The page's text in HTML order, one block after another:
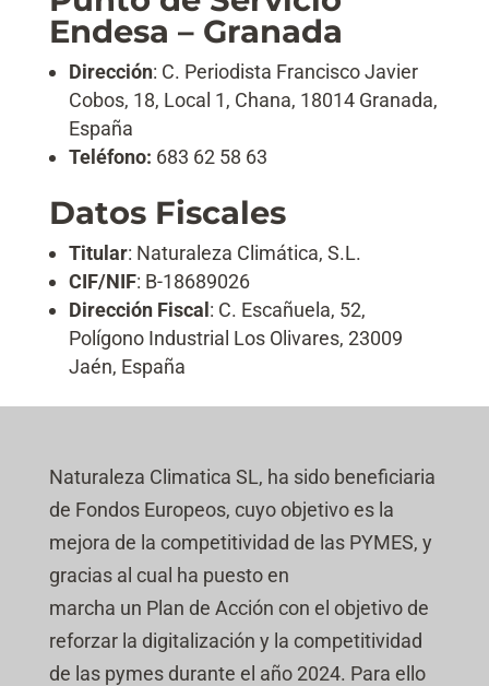
Endesa – Granada
Dirección: C. Periodista Francisco Javier
Cobos, 18, Local 1, Chana, 18014 Granada,
España
Teléfono: 683 62 58 63
Datos Fiscales
Titular: Naturaleza Climática, S.L.
CIF/NIF: B-18689026
Dirección Fiscal : C. Escañuela, 52,
Polígono Industrial Los Olivares, 23009
Jaén, España
Naturaleza Climatica SL, ha sido beneficiaria
de Fondos Europeos, cuyo objetivo es la
mejora de la competitividad de las PYMES, y
gracias al cual ha puesto en
marcha un Plan de Acción con el objetivo de
reforzar la digitalización y la competitividad
de las pymes durante el año 2024. Para ello